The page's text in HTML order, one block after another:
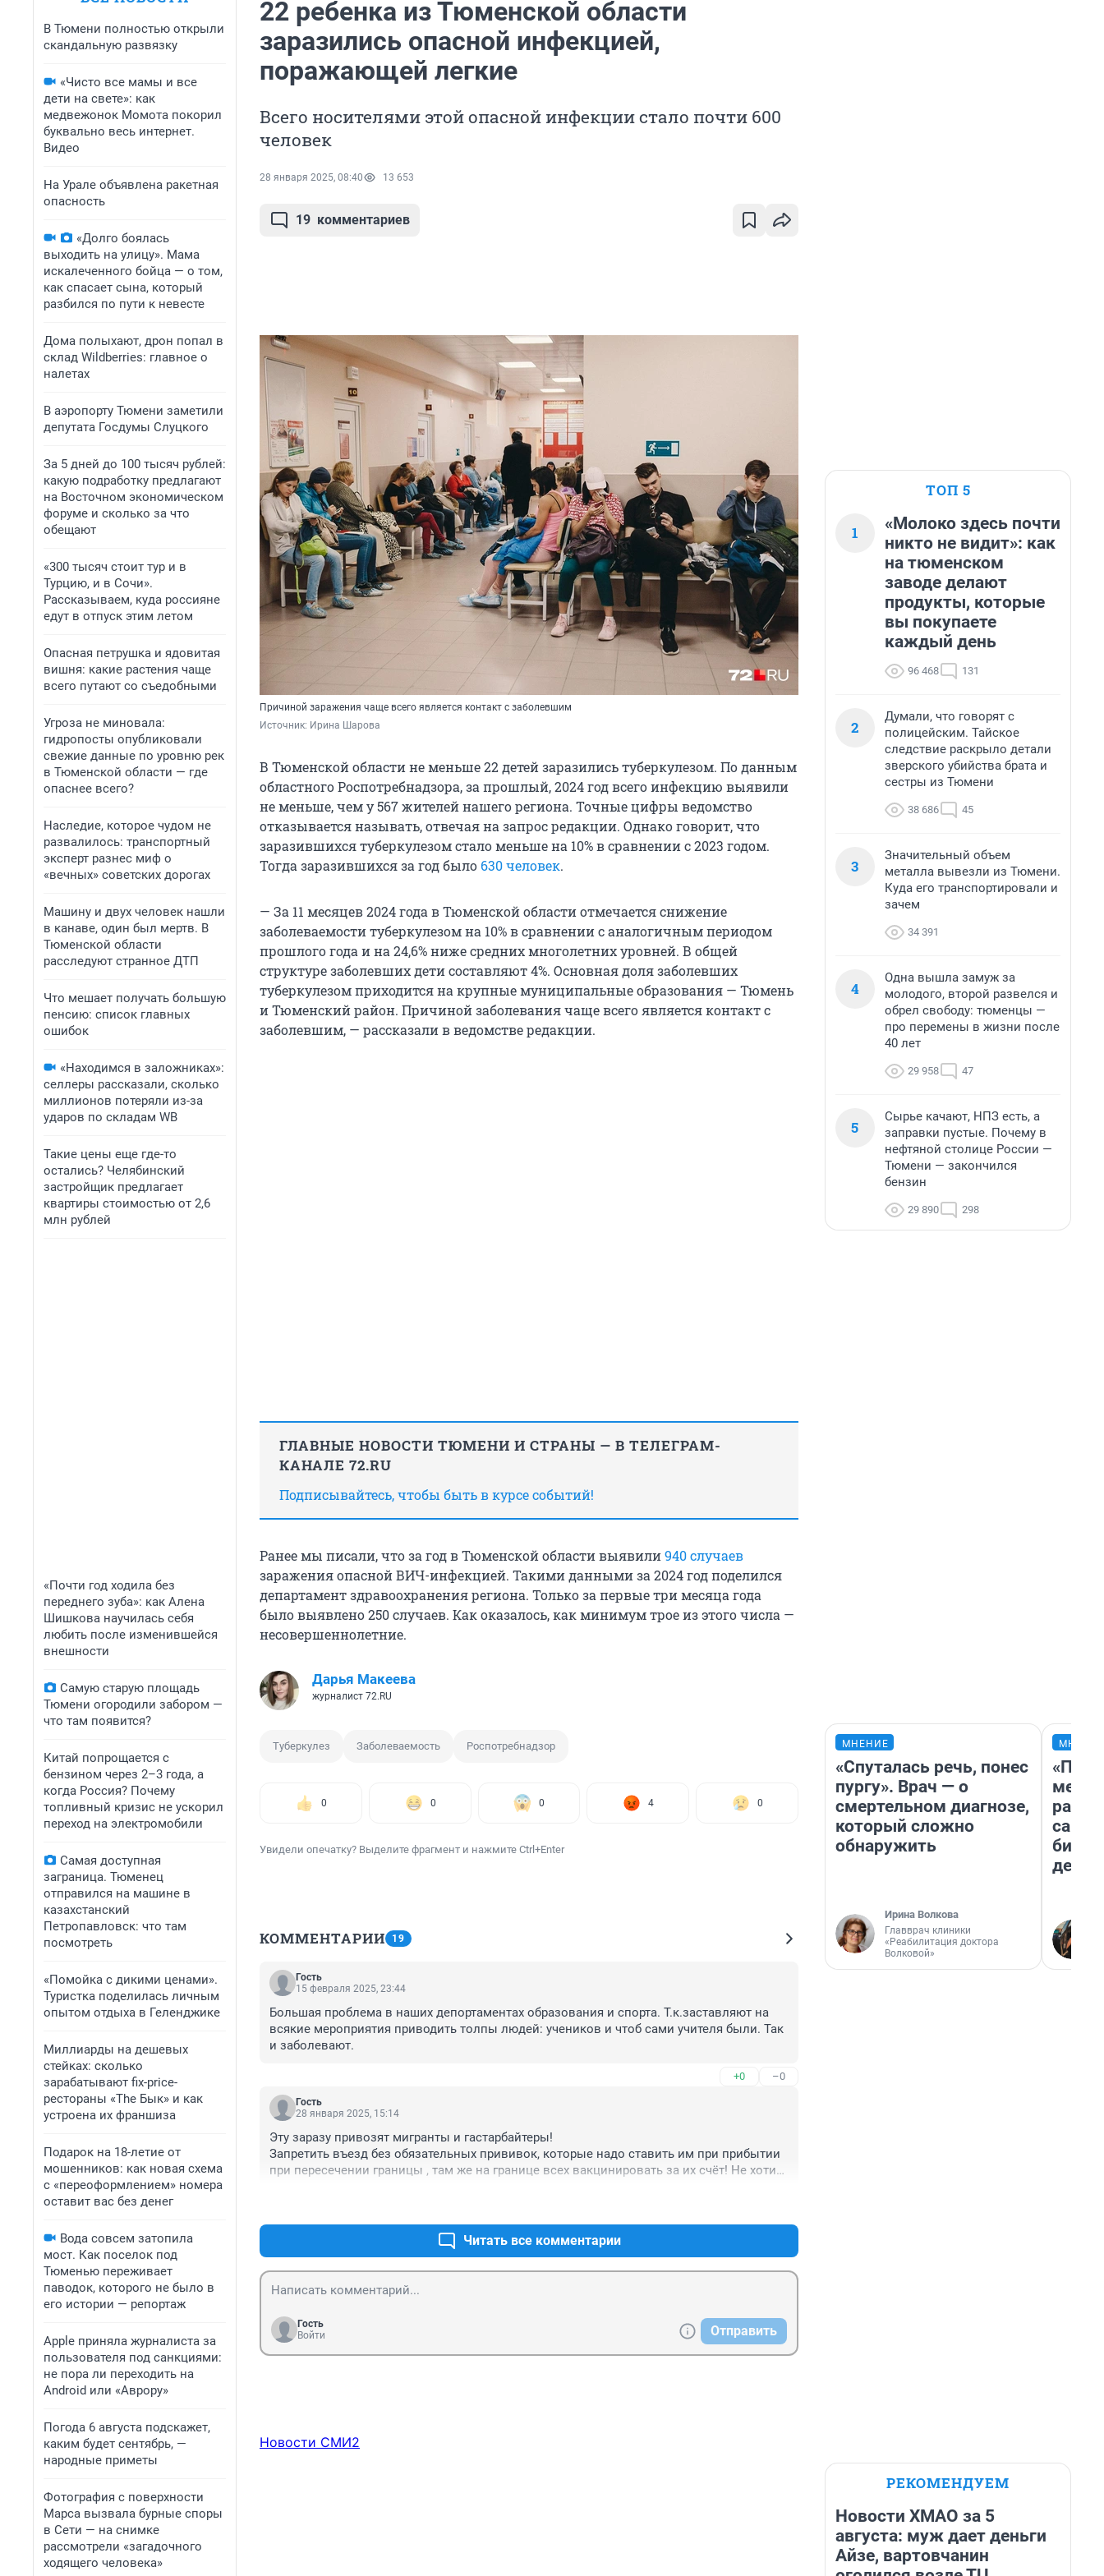
В Тюмени полностью открыли
скандальную развязку
«Чисто все мамы и все
дети на свете»: как
медвежонок Момота покорил
буквально весь интернет.
Видео
На Урале объявлена ракетная
опасность
«Долго боялась
выходить на улицу». Мама
искалеченного бойца — о том,
как спасает сына, который
разбился по пути к невесте
Дома полыхают, дрон попал в
склад Wildberries: главное о
налетах
В аэропорту Тюмени заметили
депутата Госдумы Слуцкого
За 5 дней до 100 тысяч рублей:
какую подработку предлагают
на Восточном экономическом
форуме и сколько за что
обещают
«300 тысяч стоит тур и в
Турцию, и в Сочи».
Рассказываем, куда россияне
едут в отпуск этим летом
Опасная петрушка и ядовитая
вишня: какие растения чаще
всего путают со съедобными
Угроза не миновала:
гидропосты опубликовали
свежие данные по уровню рек
в Тюменской области — где
опаснее всего?
Наследие, которое чудом не
развалилось: транспортный
эксперт разнес миф о
«вечных» советских дорогах
Машину и двух человек нашли
в канаве, один был мертв. В
Тюменской области
расследуют странное ДТП
Что мешает получать большую
пенсию: список главных
ошибок
«Находимся в заложниках»:
селлеры рассказали, сколько
миллионов потеряли из-за
ударов по складам WB
Такие цены еще где-то
остались? Челябинский
застройщик предлагает
квартиры стоимостью от 2,6
млн рублей
«Почти год ходила без
переднего зуба»: как Алена
Шишкова научилась себя
любить после изменившейся
внешности
Самую старую площадь
Тюмени огородили забором —
что там появится?
Китай попрощается с
бензином через 2–3 года, а
когда Россия? Почему
топливный кризис не ускорил
переход на электромобили
Самая доступная
заграница. Тюменец
отправился на машине в
казахстанский
Петропавловск: что там
посмотреть
«Помойка с дикими ценами».
Туристка поделилась личным
опытом отдыха в Геленджике
Миллиарды на дешевых
стейках: сколько
зарабатывают fix-price-
рестораны «The Бык» и как
устроена их франшиза
Подарок на 18-летие от
мошенников: как новая схема
с «переоформлением» номера
оставит вас без денег
Вода совсем затопила
мост. Как поселок под
Тюменью переживает
паводок, которого не было в
его истории — репортаж
Apple приняла журналиста за
пользователя под санкциями:
не пора ли переходить на
Android или «Аврору»
Погода 6 августа подскажет,
каким будет сентябрь, —
народные приметы
Фотография с поверхности
Марса вызвала бурные споры
в Сети — на снимке
рассмотрели «загадочного
ходящего человека»
22 ребенка из Тюменской области
заразились опасной инфекцией,
поражающей легкие
Всего носителями этой опасной инфекции стало почти 600
человек
28 января 2025, 08:40 13 653
19 комментариев
Причиной заражения чаще всего является контакт с заболевшим
Источник: Ирина Шарова
В Тюменской области не меньше 22 детей заразились туберкулезом. По данным
областного Роспотребнадзора, за прошлый, 2024 год всего инфекцию выявили
не меньше, чем у 567 жителей нашего региона. Точные цифры ведомство
отказывается называть, отвечая на запрос редакции. Однако говорит, что
заразившихся туберкулезом стало меньше на 10% в сравнении с 2023 годом.
Тогда заразившихся за год было 630 человек.
— За 11 месяцев 2024 года в Тюменской области отмечается снижение
заболеваемости туберкулезом на 10% в сравнении с аналогичным периодом
прошлого года и на 24,6% ниже средних многолетних уровней. В общей
структуре заболевших дети составляют 4%. Основная доля заболевших
туберкулезом приходится на крупные муниципальные образования — Тюмень
и Тюменский район. Причиной заболевания чаще всего является контакт с
заболевшим, — рассказали в ведомстве редакции.
ГЛАВНЫЕ НОВОСТИ ТЮМЕНИ И СТРАНЫ — В ТЕЛЕГРАМ-
КАНАЛЕ 72.RU
Подписывайтесь, чтобы быть в курсе событий!
Ранее мы писали, что за год в Тюменской области выявили940 случаев
заражения опасной ВИЧ-инфекцией. Такими данными за 2024 год поделился
департамент здравоохранения региона. Только за первые три месяца года
было выявлено 250 случаев. Как оказалось, как минимум трое из этого числа —
несовершеннолетние.
Дарья Макеева
журналист 72.RU
Туберкулез Заболеваемость Роспотребнадзор
0 0 0 4 0
Увидели опечатку? Выделите фрагмент и нажмите Ctrl+Enter
КОММЕНТАРИИ 19
Гость
15 февраля 2025, 23:44
Большая проблема в наших депортаментах образования и спорта. Т.к.заставляют на
всякие мероприятия приводить толпы людей: учеников и чтоб сами учителя были. Так
и заболевают.
+0 –0
Гость
28 января 2025, 15:14
Эту заразу привозят мигранты и гастарбайтеры!
Запретить въезд без обязательных прививок, которые надо ставить им при прибытии
при пересечении границы , там же на границе всех вакцинировать за их счёт! Не хотите
Читать все комментарии
Гость
Войти
Отправить
Новости СМИ2
ТОП 5
1
«Молоко здесь почти
никто не видит»: как
на тюменском
заводе делают
продукты, которые
вы покупаете
каждый день
96 468 131
2
Думали, что говорят с
полицейским. Тайское
следствие раскрыло детали
зверского убийства брата и
сестры из Тюмени
38 686 45
3
Значительный объем
металла вывезли из Тюмени.
Куда его транспортировали и
зачем
34 391
4
Одна вышла замуж за
молодого, второй развелся и
обрел свободу: тюменцы —
про перемены в жизни после
40 лет
29 958 47
5
Сырье качают, НПЗ есть, а
заправки пустые. Почему в
нефтяной столице России —
Тюмени — закончился
бензин
29 890 298
МНЕНИЕ
«Спуталась речь, понес
пургу». Врач — о
смертельном диагнозе,
который сложно
обнаружить
Ирина Волкова
Главврач клиники
«Реабилитация доктора
Волковой»
РЕКОМЕНДУЕМ
Новости ХМАО за 5
августа: муж дает деньги
Айзе, вартовчанин